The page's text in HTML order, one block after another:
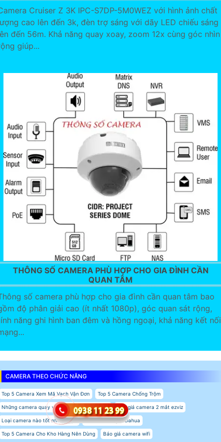
Cruiser Z 3K IPC-S7DP-5M0WEZ với hình ảnh chất
cao lên đến 3k, đèn trợ sáng với dãy LED chiếu sáng
đến 56m. Khả năng quay xoay, zoom 12x cùng góc nhìn
giúp...
THÔNG SỐ CAMERA PHÙ HỢP CHO GIA ĐÌNH CẦN
QUAN TÂM
số camera phù hợp cho gia đình cần quan tâm bao
độ phân giải cao (ít nhất 1080p), góc quan sát rộng,
năng ghi hình ban đêm và hồng ngoại, khả năng kết nối
CAMERA THEO CHỨC NĂNG
Top 5 Camera Xem Mã Vạch Vận Đơn Top 5 Camera Chống Trộm
Những camera quay video đóng hàng chi tiết Báo giá camera 2 mắt ezviz
Loại camera nào tốt nhất giá rẻ Báo Giá Camera Dahua
Top 5 Camera Cho Kho Hàng Nên Dùng Báo giá camera wifi